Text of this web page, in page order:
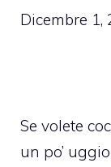
Dicembre 1,
Se volete
un po’